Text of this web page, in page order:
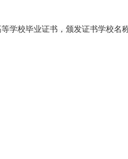
学校毕业证书 ， 颁发证书学校名